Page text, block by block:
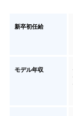
新卒初任給
モデル年収